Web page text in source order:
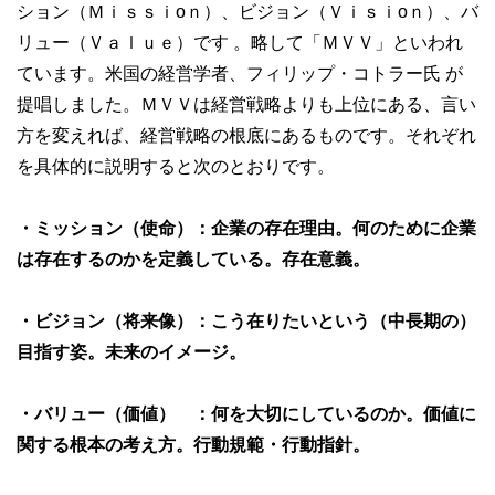
ション（Ｍｉｓｓｉoｎ）、ビジョン（Ｖｉｓｉoｎ）、バ
リュー（Ｖａｌｕｅ）です 。略して「ＭＶＶ」といわれ
ています。米国の経営学者、フィリップ・コトラー氏 が
提唱しました。ＭＶＶは経営戦略よりも上位にある、言い
方を変えれば、経営戦略の根底にあるものです。それぞれ
を具体的に説明すると次のとおりです。
・ミッション（使命）：企業の存在理由。何のために企業
は存在するのかを定義している。存在意義。
・ビジョン（将来像）：こう在りたいという（中長期の）
目指す姿。未来のイメージ。
・バリュー（価値） ：何を大切にしているのか。価値に
関する根本の考え方。行動規範・行動指針。